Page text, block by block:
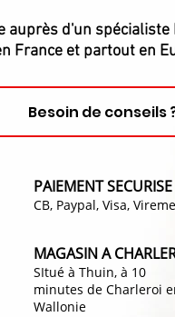
auprès d'un
France et partout en
Besoin de conseils
PAIEMENT SECURISE
CB, Paypal, Visa,
MAGASIN A
SItué à Thuin, à 10
minutes de Charleroi
Wallonie